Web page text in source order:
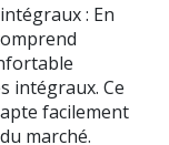
: En
intégraux. Ce
facilement
marché.